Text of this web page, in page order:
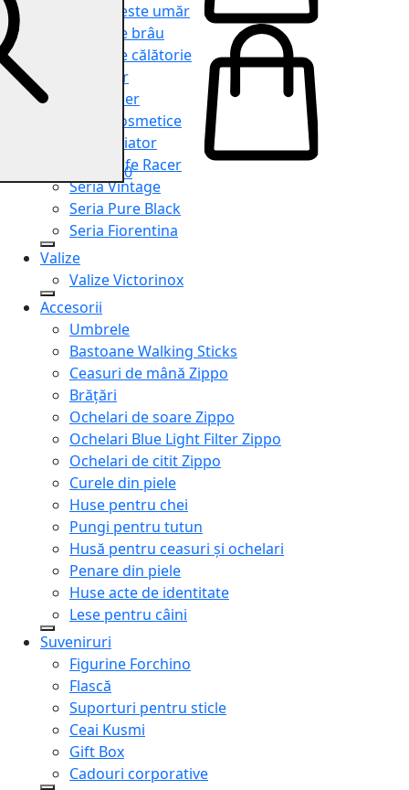
Genți peste umăr
Genți de brâu
Genți de călătorie
Shopper
Organiser
Truse cosmetice
Seria Aviator
Seria Cafe Racer
Seria Vintage
Seria Pure Black
Seria Fiorentina
Valize
Valize Victorinox
Accesorii
Umbrele
Bastoane Walking Sticks
Ceasuri de mână Zippo
Brățări
Ochelari de soare Zippo
Ochelari Blue Light Filter Zippo
Ochelari de citit Zippo
Curele din piele
Huse pentru chei
Pungi pentru tutun
Husă pentru ceasuri și ochelari
Penare din piele
Huse acte de identitate
Lese pentru câini
Suveniruri
Figurine Forchino
Flască
Suporturi pentru sticle
Ceai Kusmi
Gift Box
Cadouri corporative
0